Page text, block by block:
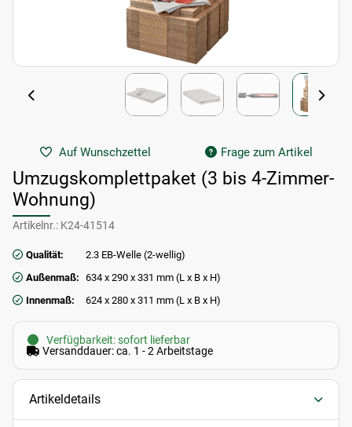
Auf Wunschzettel Frage zum Artikel
Umzugskomplettpaket (3 bis 4-Zimmer-
Wohnung)
Artikelnr.: K24-41514
Qualität:
2.3 EB-Welle (2-wellig)
Außenmaß: 634 x 290 x 331 mm (L x B x H)
Innenmaß:
624 x 280 x 311 mm (L x B x H)
Verfügbarkeit: sofort lieferbar
Versanddauer: ca. 1 - 2 Arbeitstage
Artikeldetails